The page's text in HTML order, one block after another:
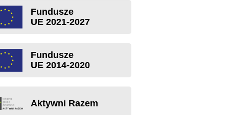
Fundusze
UE 2021-2027
Fundusze
UE 2014-2020
Aktywni Razem